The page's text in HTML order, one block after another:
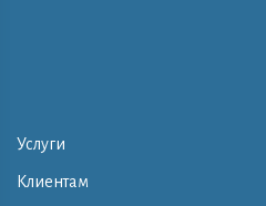
Услуги
Клиентам